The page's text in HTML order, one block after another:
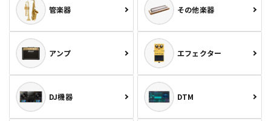
管楽器 その他楽器
アンプ エフェクター
DJ機器 DTM